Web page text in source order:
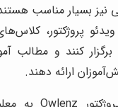
نیز بسیار مناسب
ویدئو پروژکتور،
کنند و مطالب
ارائه دهند.